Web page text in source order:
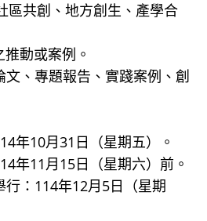
區共創、地方創生、產學合
動或案例。
文、專題報告、實踐案例、創
年10月31日（星期五）。
年11月15日（星期六）前。
：114年12月5日（星期